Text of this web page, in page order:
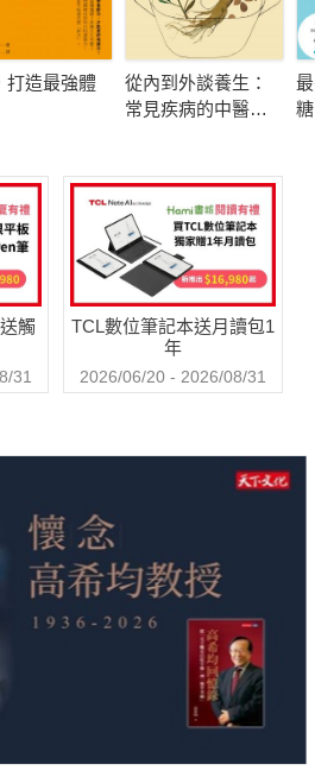
美好體態」呢？
廢物，造成內臟負擔、腸淋巴阻塞。
巴無法流動，導致疲勞、手腳冰
塑身衣
、皮膚鬆垮等問題。
，1週就能察覺身體變化！
資深美容師。
「高10倍以上」的獨家絕學，
力、提升代謝率、調節自律神經，
不復胖的易瘦體質。
，
身螞蟻腰！
打造最強體
從內到外談養生：
常見疾病的中醫調
糖
觸
31
TCL數位筆記本送月讀包1
年
2026/06/20 - 2026/08/31